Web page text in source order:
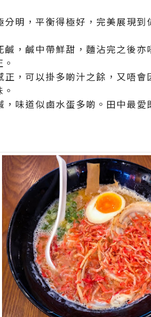
明，平衡得極好，完美展現到
，鹹中帶鮮甜，麵沾完之後亦
正，可以掛多啲汁之餘，又唔
味道似鹵水蛋多啲。田中最